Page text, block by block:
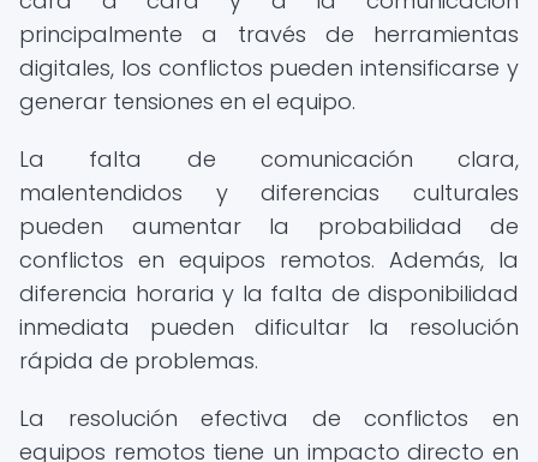
principalmente a través de herramientas
digitales, los conflictos pueden intensificarse y
generar tensiones en el equipo.
La falta de comunicación clara,
malentendidos y diferencias culturales
pueden aumentar la probabilidad de
conflictos en equipos remotos. Además, la
diferencia horaria y la falta de disponibilidad
inmediata pueden dificultar la resolución
rápida de problemas.
La resolución efectiva de conflictos en
equipos remotos tiene un impacto directo en